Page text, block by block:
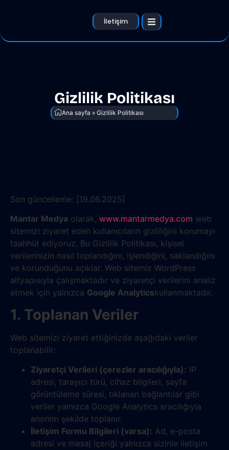
İletişim
Gizlilik Politikası
Ana sayfa » Gizlilik Politikası
Son güncelleme: [19.06.2025]
Mantar Medya olarak, www.mantarmedya.com web
sitemizi ziyaret eden kullanıcıların gizliliğini korumayı
taahhüt ediyoruz. Bu Gizlilik Politikası, kişisel
verilerinizin nasıl toplandığını, işlendiğini, saklandığını
ve korunduğunu açıklar. Web sitemiz WordPress
altyapısıyla çalışmaktadır ve ziyaretçi verilerini analiz
etmek için yalnızca Google Analyticskullanmaktadır.
1. Toplanan Veriler
Web sitemizi ziyaret ettiğinizde aşağıdaki veriler
toplanabilir:
Ziyaretçi Verileri (çerezler aracılığıyla): IP
adresi, tarayıcı türü, cihaz bilgileri, sayfa
görüntüleme süresi, tıklanan bağlantılar gibi
veriler yalnızca Google Analytics aracılığıyla
anonim şekilde toplanır.
İletişim Formu Bilgileri (varsa): Ad, e-posta
adresi ve mesaj içeriği yalnızca sizinle iletişim